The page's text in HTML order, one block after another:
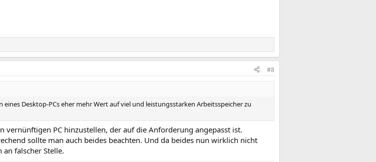
#8
Desktop-PCs eher mehr Wert auf viel und leistungsstarken Arbeitsspeicher zu
vernünftigen PC hinzustellen, der auf die Anforderung angepasst ist.
sollte man auch beides beachten. Und da beides nun wirklich nicht
an falscher Stelle.